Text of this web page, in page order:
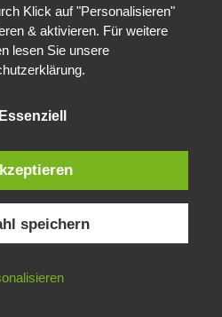
Forschung e.V.
Klick auf "Personalisieren"
& aktivieren. Für weitere
lesen Sie unsere
.
Essenziell
speichern